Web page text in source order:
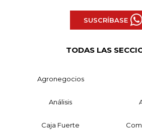
SUSCRÍBASE
TODAS LAS
Agronegocios
Análisis
Caja Fuerte